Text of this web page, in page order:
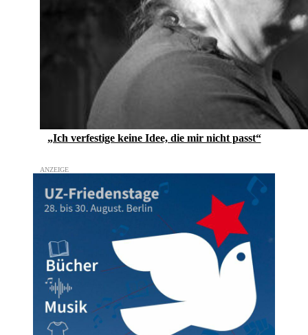
„Ich verfestige keine Idee, die mir nicht passt“